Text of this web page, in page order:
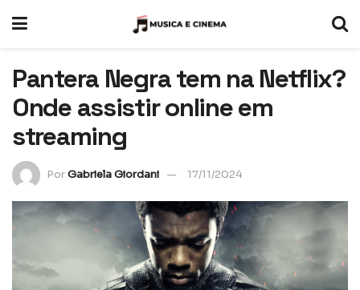
Pantera Negra tem na Netflix?
Onde assistir online em
streaming
PorGabriela Giordani 17/11/2024